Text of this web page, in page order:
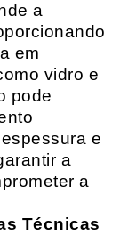
a
em
vidro e
pode
e
a
a
Técnicas